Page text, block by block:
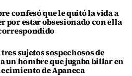
confesó que le quitó la vida a
por estar obsesionado con ella
tres sujetos sospechosos de
un hombre que jugaba billar en
de Apaneca